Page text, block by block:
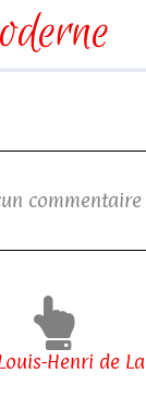
commentaire
Henri de